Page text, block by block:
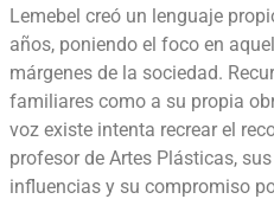
Lemebel creó un lenguaje
años, poniendo el foco en
márgenes de la sociedad.
familiares como a su propia
voz existe intenta recrear el
profesor de Artes Plásticas,
influencias y su compromiso